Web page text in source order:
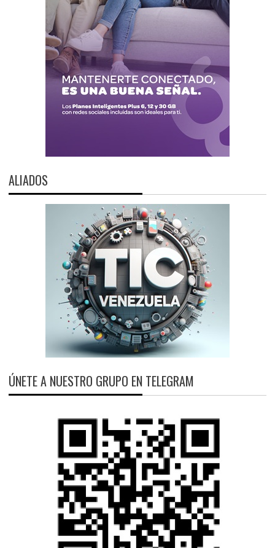
ALIADOS
ÚNETE A NUESTRO GRUPO EN TELEGRAM